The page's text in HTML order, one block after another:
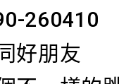
260410
好朋友